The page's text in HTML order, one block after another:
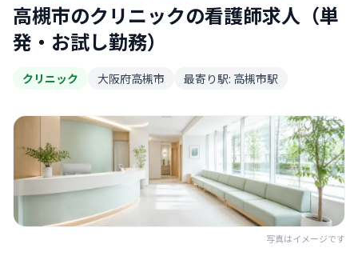
高槻市のクリニックの看護師求人（単
発・お試し勤務）
クリニック 大阪府高槻市 最寄り駅: 高槻市駅
写真はイメージです